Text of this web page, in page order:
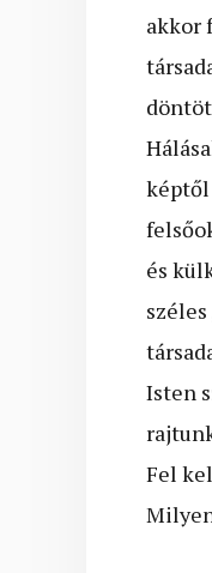
akkor
képtől
és
Isten
Fel